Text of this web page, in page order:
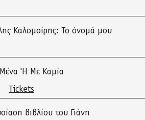
Καλομοίρης: Το όνομά μου
'Η Με Καμία
Tickets
βιβλίου του Γιάνη